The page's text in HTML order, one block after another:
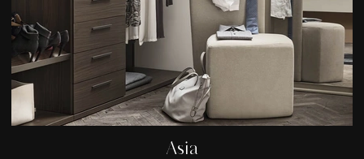
Asia